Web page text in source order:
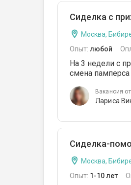
Сиделка с
Москва,
Опыт: любой
На 3 недели с
смена памперса
Вакансия
Лариса
Сиделка-
Москва,
Опыт: 1-10 лет